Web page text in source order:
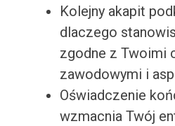
Kolejny akapit
dlaczego
zgodne z Twoimi
zawodowymi i
Oświadczenie
wzmacnia Twój